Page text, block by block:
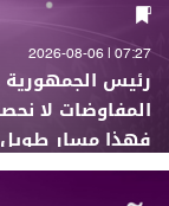
07:27 | 2026-08-06
رئيس
المفاوضات لا
فهذا مسار طويل